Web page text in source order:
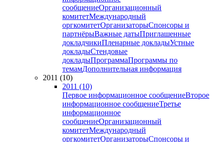
сообщениеОрганизационный
комитетМеждународный
оргкомитетОрганизаторыСпонсоры и
партнёрыВажные датыПриглашенные
докладчикиПленарные докладыУстные
докладыСтендовые
докладыПрограммаПрограммы по
темамДополнительная информация
2011 (10)
2011 (10)
Первое информационное сообщениеВторое
информационное сообщениеТретье
информационное
сообщениеОрганизационный
комитетМеждународный
оргкомитетОрганизаторыСпонсоры и